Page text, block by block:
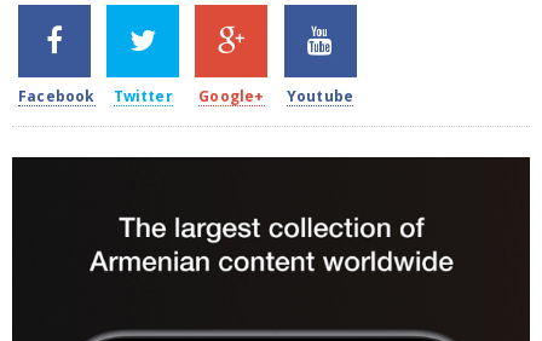
2k
SHARES
Facebook
1.5k
TWEETS
Twitter
203
SHARES
Google+
620
SHARES
Youtube